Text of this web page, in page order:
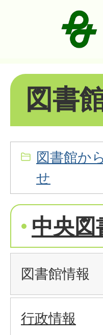
図書
図書館か
せ
中央図
図書館情報
行政情報